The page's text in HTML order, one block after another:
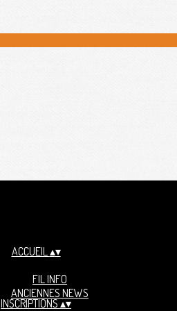
ACCUEIL▴▾
FIL INFO
ANCIENNES NEWS
INSCRIPTIONS ▴▾